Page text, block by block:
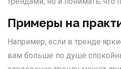
Примеры на
Например, если в тренде
вам больше по душе